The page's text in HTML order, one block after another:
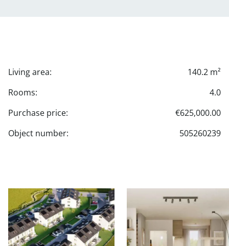
Living area:
140.2 m²
Rooms:
4.0
Purchase price:
€625,000.00
Object number:
505260239